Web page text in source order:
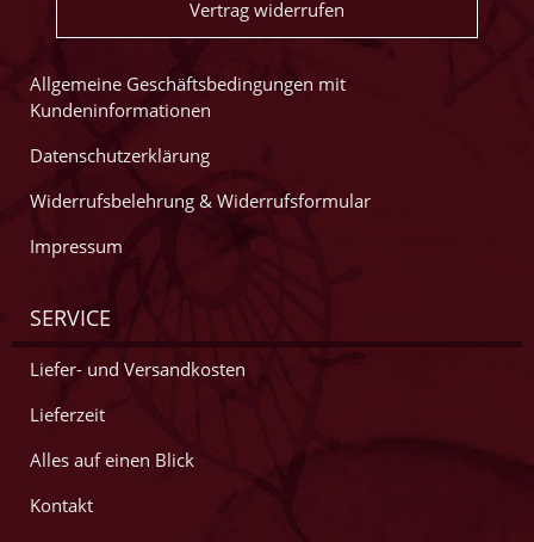
Vertrag widerrufen
Allgemeine Geschäftsbedingungen mit
Kundeninformationen
Datenschutzerklärung
Widerrufsbelehrung & Widerrufsformular
Impressum
SERVICE
Liefer- und Versandkosten
Lieferzeit
Alles auf einen Blick
Kontakt